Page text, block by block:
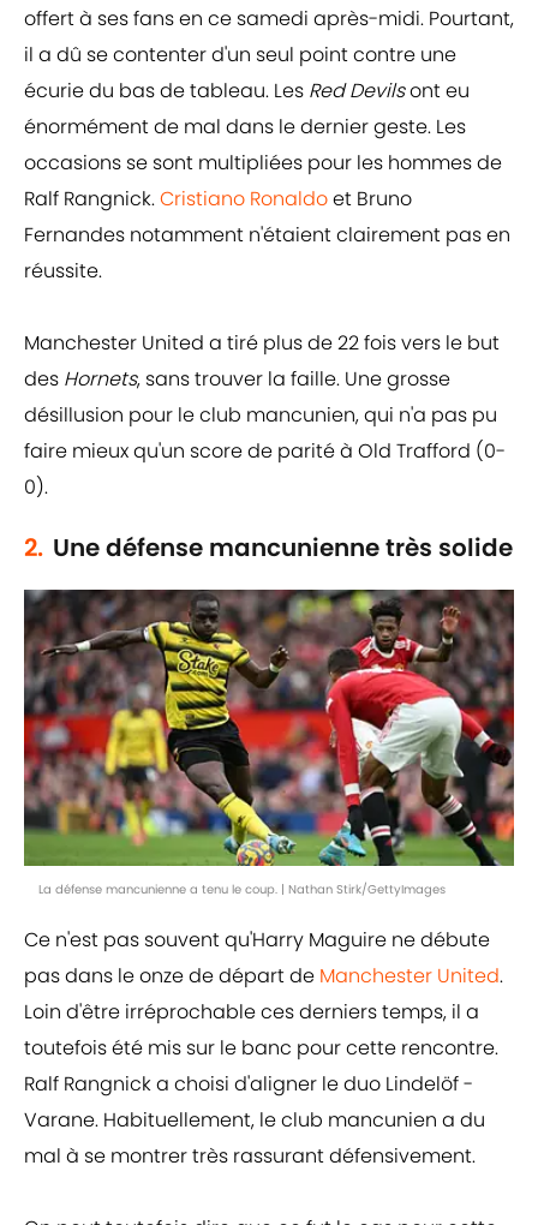
offert à ses fans en ce samedi après-midi. Pourtant,
il a dû se contenter d'un seul point contre une
écurie du bas de tableau. Les Red Devilsont eu
énormément de mal dans le dernier geste. Les
occasions se sont multipliées pour les hommes de
Ralf Rangnick.Cristiano Ronaldoet Bruno
Fernandes notamment n'étaient clairement pas en
réussite.
Manchester United a tiré plus de 22 fois vers le but
des Hornets, sans trouver la faille. Une grosse
désillusion pour le club mancunien, qui n'a pas pu
faire mieux qu'un score de parité à Old Trafford (0-
0).
2. Une défense mancunienne très solide
La défense mancunienne a tenu le coup. | Nathan Stirk/GettyImages
Ce n'est pas souvent qu'Harry Maguire ne débute
pas dans le onze de départ de Manchester United.
Loin d'être irréprochable ces derniers temps, il a
toutefois été mis sur le banc pour cette rencontre.
Ralf Rangnick a choisi d'aligner le duo Lindelöf -
Varane. Habituellement, le club mancunien a du
mal à se montrer très rassurant défensivement.